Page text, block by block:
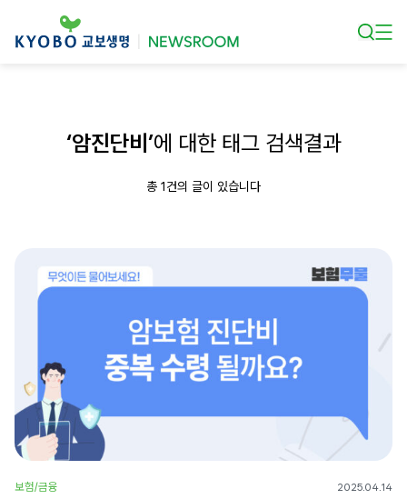
‘암진단비’에 대한 태그 검색결과
총 1건의 글이 있습니다
보험/금융 2025.04.14